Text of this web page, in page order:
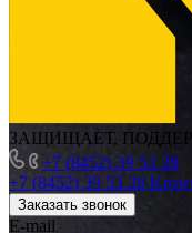
ЗАЩИЩАЕТ,
+7 (8452) 39 53 28
+7 (8452) 39 53 28
Заказать звонок
E-mail